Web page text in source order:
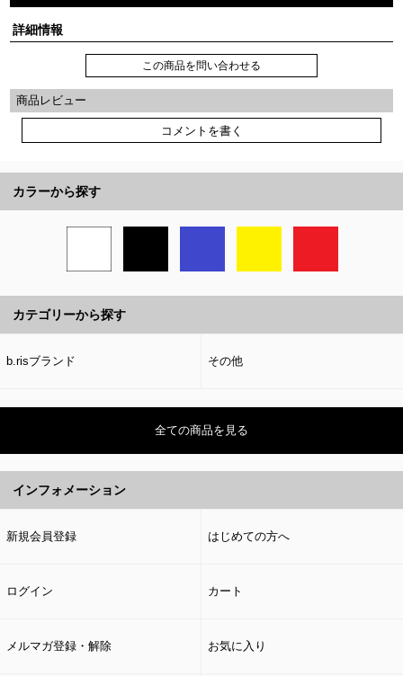
詳細情報
この商品を問い合わせる
商品レビュー
コメントを書く
カラーから探す
カテゴリーから探す
b.risブランド その他
全ての商品を見る
インフォメーション
新規会員登録 はじめての方へ
ログイン カート
メルマガ登録・解除 お気に入り